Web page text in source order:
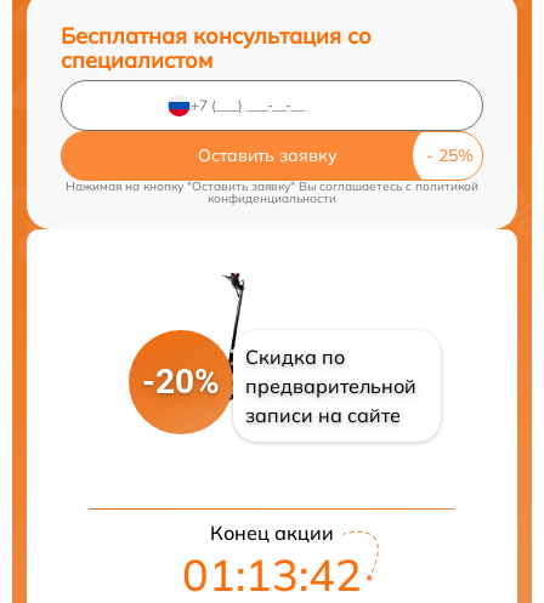
Бесплатная консультация со
специалистом
Оставить заявку
Нажимая на кнопку "Оставить заявку" Вы соглашаетесь cполитикой
конфиденциальности
-20%
Скидка по
предварительной
записи на сайте
Конец акции
01:13:41